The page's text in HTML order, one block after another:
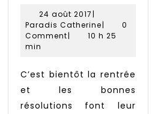
samedi
26
août
24 août 201724
août
2017
|
Paradis CatherineParadis
Catherine
|
0
Comment|
10 h 25
min
C’est bientôt la rentrée
et les bonnes
résolutions font leur